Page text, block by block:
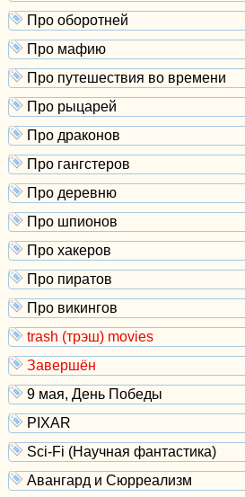
Про оборотней
Про мафию
Про путешествия во времени
Про рыцарей
Про драконов
Про гангстеров
Про деревню
Про шпионов
Про хакеров
Про пиратов
Про викингов
trash (трэш) movies
Завершён
9 мая, День Победы
PIXAR
Sci-Fi (Научная фантастика)
Авангард и Сюрреализм